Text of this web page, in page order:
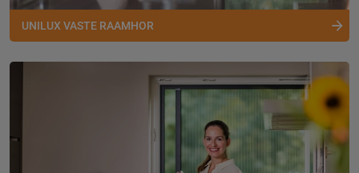
UNILUX VASTE RAAMHOR